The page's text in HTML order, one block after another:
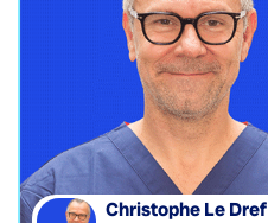
Christophe Le Dref